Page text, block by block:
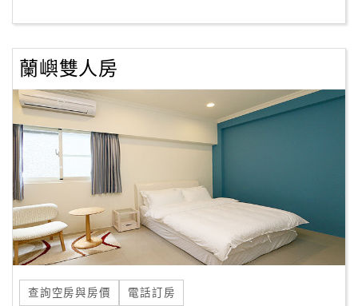
商
合
作
旅
伴
計
劃
商
品
宣
蘭嶼雙人房
查詢空房與房價 電話訂房